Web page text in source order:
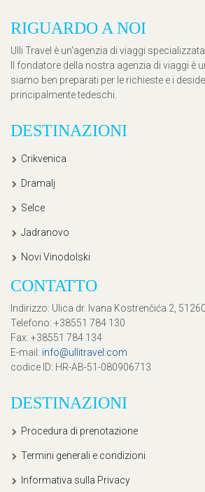
RIGUARDO A NOI
Ulli Travel è un'agenzia di viaggi
Il fondatore della nostra agenzia di viaggi è
siamo ben preparati per le richieste e i
principalmente tedeschi.
DESTINAZIONI
Crikvenica
Dramalj
Selce
Jadranovo
Novi Vinodolski
CONTATTO
Indirizzo: Ulica dr. Ivana Kostrenčića 2,
Telefono: +38551 784 130
Fax: +38551 784 134
E-mail : info@ullitravel.com
codice ID: HR-AB-51-080906713
DESTINAZIONI
Procedura di prenotazione
Termini generali e condizioni
Informativa sulla Privacy